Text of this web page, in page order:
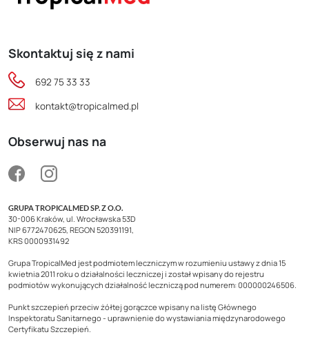
Skontaktuj się z nami
692 75 33 33
kontakt@tropicalmed.pl
Obserwuj nas na
GRUPA TROPICALMED SP. Z O.O.
30-006 Kraków, ul. Wrocławska 53D
NIP 6772470625, REGON 520391191,
KRS 0000931492
Grupa TropicalMed jest podmiotem leczniczym w rozumieniu ustawy z dnia 15
kwietnia 2011 roku o działalności leczniczej i został wpisany do rejestru
podmiotów wykonujących działalność leczniczą pod numerem: 000000246506.
Punkt szczepień przeciw żółtej gorączce wpisany na listę Głównego
Inspektoratu Sanitarnego - uprawnienie do wystawiania międzynarodowego
Certyfikatu Szczepień.